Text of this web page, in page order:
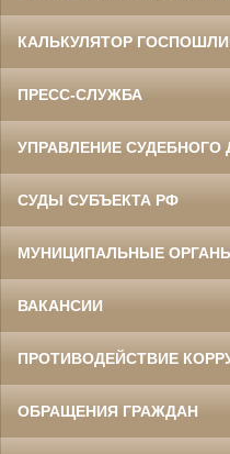
КАЛЬКУЛЯТОР
ПРЕСС-СЛУЖБА
УПРАВЛЕНИЕ СУДЕБНОГО
СУДЫ СУБЪЕКТА РФ
МУНИЦИПАЛЬНЫЕ
ВАКАНСИИ
ПРОТИВОДЕЙСТВИЕ
ОБРАЩЕНИЯ ГРАЖДАН